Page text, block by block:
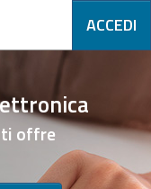
ACCEDI
ti offre